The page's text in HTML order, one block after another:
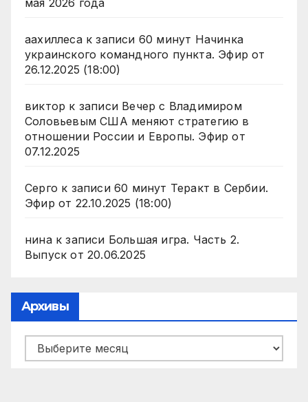
аахиллесак записи 60 минут Начинка
украинского командного пункта. Эфир от
26.12.2025 (18:00)
виктор к записи Вечер с Владимиром
Соловьевым США меняют стратегию в
отношении России и Европы. Эфир от
07.12.2025
Серго к записи 60 минут Теракт в Сербии.
Эфир от 22.10.2025 (18:00)
нинак записи Большая игра. Часть 2.
Выпуск от 20.06.2025
Архивы
Архивы